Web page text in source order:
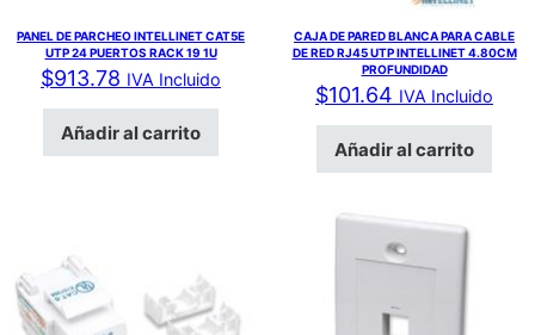
PANEL DE PARCHEO INTELLINET CAT5E
UTP 24 PUERTOS RACK 19 1U
$913.78 IVA Incluido
Añadir al carrito
CAJA DE PARED BLANCA PARA CABLE
DE RED RJ45 UTP INTELLINET 4.80CM
PROFUNDIDAD
$101.64 IVA Incluido
Añadir al carrito